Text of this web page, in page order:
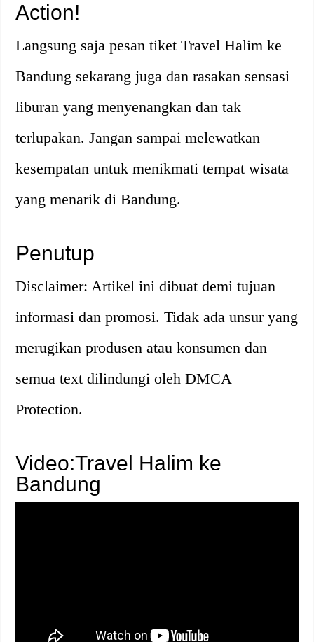
Action!
Langsung saja pesan tiket Travel Halim ke
Bandung sekarang juga dan rasakan sensasi
liburan yang menyenangkan dan tak
terlupakan. Jangan sampai melewatkan
kesempatan untuk menikmati tempat wisata
yang menarik di Bandung.
Penutup
Disclaimer: Artikel ini dibuat demi tujuan
informasi dan promosi. Tidak ada unsur yang
merugikan produsen atau konsumen dan
semua text dilindungi oleh DMCA
Protection.
Video:Travel Halim ke
Bandung